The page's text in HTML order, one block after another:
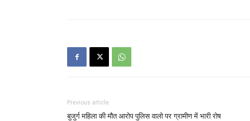
Previous article
बुजुर्ग महिला की मौत आरोप पुलिस वालो पर ग्रामीण में भारी रोष